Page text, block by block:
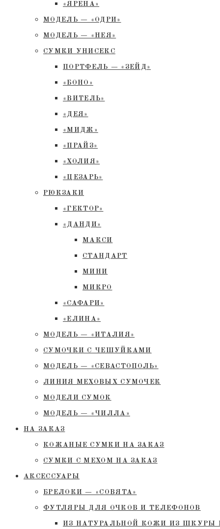
«ЯРЕНА»
МОДЕЛЬ — «ОДРИ»
МОДЕЛЬ — «НЕЯ»
СУМКИ УНИСЕКС
ПОРТФЕЛЬ — «ЗЕЙД»
«БОНО»
«ВИТЕЛЬ»
«ДЕЯ»
«МИДЖ»
«ПРАЙЗ»
«ХОЛИЯ»
«ЦЕЗАРЬ»
РЮКЗАКИ
«ГЕКТОР»
«ДАНДИ»
МАКСИ
СТАНДАРТ
МИНИ
МИКРО
«САФАРИ»
«ЕЛИНА»
МОДЕЛЬ — «ИТАЛИЯ»
СУМОЧКИ С ЧЕШУЙКАМИ
МОДЕЛЬ — «СЕВАСТОПОЛЬ»
ЛИНИЯ МЕХОВЫХ СУМОЧЕК
МОДЕЛИ СУМОК
МОДЕЛЬ — «ЧИЛЛА»
НА ЗАКАЗ
КОЖАНЫЕ СУМКИ НА ЗАКАЗ
СУМКИ С МЕХОМ НА ЗАКАЗ
АКСЕССУАРЫ
БРЕЛОКИ — «СОВЯТА»
ФУТЛЯРЫ ДЛЯ ОЧКОВ И ТЕЛЕФОНОВ
ИЗ НАТУРАЛЬНОЙ КОЖИ ИЗ ШКУРЫ